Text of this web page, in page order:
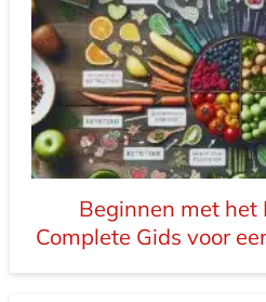
Beginnen met het
Complete Gids voor